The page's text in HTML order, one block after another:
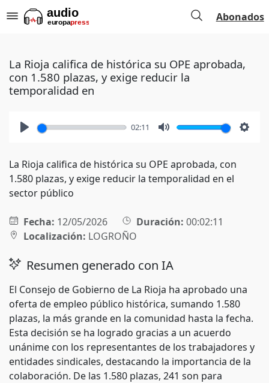
Abonados
La Rioja califica de histórica su OPE aprobada,
con 1.580 plazas, y exige reducir la
temporalidad en
02:11
La Rioja califica de histórica su OPE aprobada, con
1.580 plazas, y exige reducir la temporalidad en el
sector público
Fecha: 12/05/2026 Duración: 00:02:11
Localización: LOGROÑO
Resumen generado con IA
El Consejo de Gobierno de La Rioja ha aprobado una
oferta de empleo público histórica, sumando 1.580
plazas, la más grande en la comunidad hasta la fecha.
Esta decisión se ha logrado gracias a un acuerdo
unánime con los representantes de los trabajadores y
entidades sindicales, destacando la importancia de la
colaboración. De las 1.580 plazas, 241 son para